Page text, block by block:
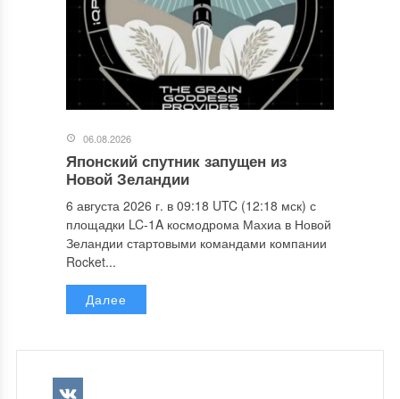
06.08.2026
Японский спутник запущен из
Новой Зеландии
6 августа 2026 г. в 09:18 UTC (12:18 мск) с
площадки LC-1A космодрома Махиа в Новой
Зеландии стартовыми командами компании
Rocket...
Далее